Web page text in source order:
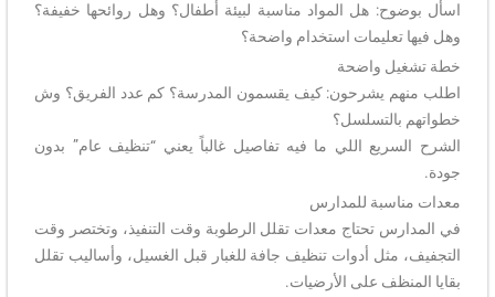
اسأل بوضوح: هل المواد مناسبة لبيئة أطفال؟ وهل روائحها خفيفة؟
وهل فيها تعليمات استخدام واضحة؟
خطة تشغيل واضحة
اطلب منهم يشرحون: كيف يقسمون المدرسة؟ كم عدد الفريق؟ وش
خطواتهم بالتسلسل؟
الشرح السريع اللي ما فيه تفاصيل غالباً يعني “تنظيف عام” بدون
جودة.
معدات مناسبة للمدارس
في المدارس تحتاج معدات تقلل الرطوبة وقت التنفيذ، وتختصر وقت
التجفيف، مثل أدوات تنظيف جافة للغبار قبل الغسيل، وأساليب تقلل
بقايا المنظف على الأرضيات.